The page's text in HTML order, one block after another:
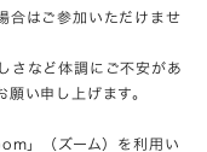
合はご参加いただけませ
など体調にご不安があ
い申し上げます。
」（ズーム）を利用い